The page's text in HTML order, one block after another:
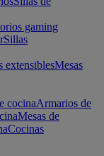
gaming
Sillas
extensiblesMesas
cocinaArmarios de
Mesas de
Cocinas